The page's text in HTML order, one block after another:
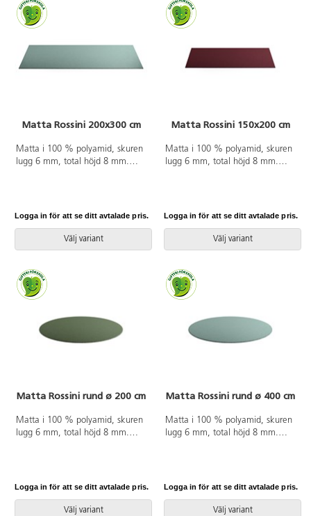
Matta Rossini 200x300 cm
Matta i 100 % polyamid, skuren
lugg 6 mm, total höjd 8 mm.
Logga in för att se ditt avtalade pris.
Välj variant
Matta Rossini 150x200 cm
Matta i 100 % polyamid, skuren
lugg 6 mm, total höjd 8 mm.
Logga in för att se ditt avtalade pris.
Välj variant
Matta Rossini rund ø 200 cm
Matta i 100 % polyamid, skuren
lugg 6 mm, total höjd 8 mm.
Logga in för att se ditt avtalade pris.
Välj variant
Matta Rossini rund ø 400 cm
Matta i 100 % polyamid, skuren
lugg 6 mm, total höjd 8 mm.
Logga in för att se ditt avtalade pris.
Välj variant